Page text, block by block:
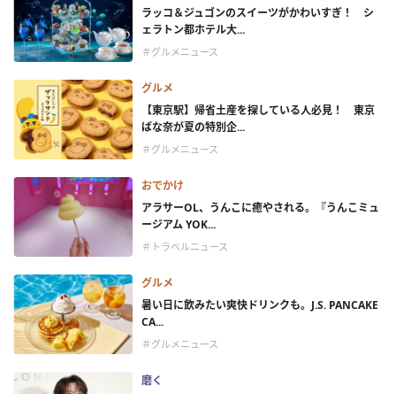
ラッコ＆ジュゴンのスイーツがかわいすぎ！ シ
ェラトン都ホテル大...
＃グルメニュース
グルメ
【東京駅】帰省土産を探している人必見！ 東京
ばな奈が夏の特別企...
＃グルメニュース
おでかけ
アラサーOL、うんこに癒やされる。『うんこミュ
ージアム YOK...
＃トラベルニュース
グルメ
暑い日に飲みたい爽快ドリンクも。J.S. PANCAKE
CA...
＃グルメニュース
磨く